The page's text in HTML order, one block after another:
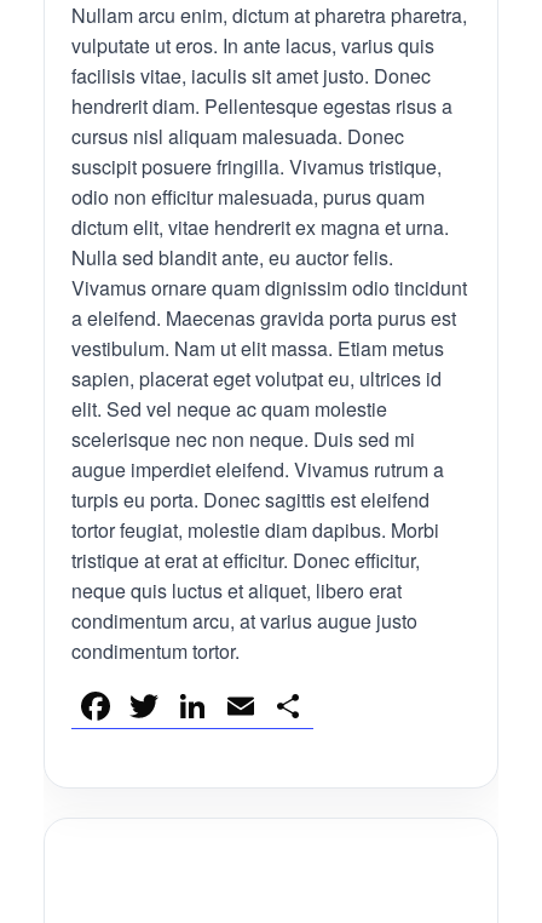
Nullam arcu enim, dictum at pharetra pharetra,
vulputate ut eros. In ante lacus, varius quis
facilisis vitae, iaculis sit amet justo. Donec
hendrerit diam. Pellentesque egestas risus a
cursus nisl aliquam malesuada. Donec
suscipit posuere fringilla. Vivamus tristique,
odio non efficitur malesuada, purus quam
dictum elit, vitae hendrerit ex magna et urna.
Nulla sed blandit ante, eu auctor felis.
Vivamus ornare quam dignissim odio tincidunt
a eleifend. Maecenas gravida porta purus est
vestibulum. Nam ut elit massa. Etiam metus
sapien, placerat eget volutpat eu, ultrices id
elit. Sed vel neque ac quam molestie
scelerisque nec non neque. Duis sed mi
augue imperdiet eleifend. Vivamus rutrum a
turpis eu porta. Donec sagittis est eleifend
tortor feugiat, molestie diam dapibus. Morbi
tristique at erat at efficitur. Donec efficitur,
neque quis luctus et aliquet, libero erat
condimentum arcu, at varius augue justo
condimentum tortor.
F
a
c
e
T
wi
tt
er
Li
n
k
e
E
m
ail
享